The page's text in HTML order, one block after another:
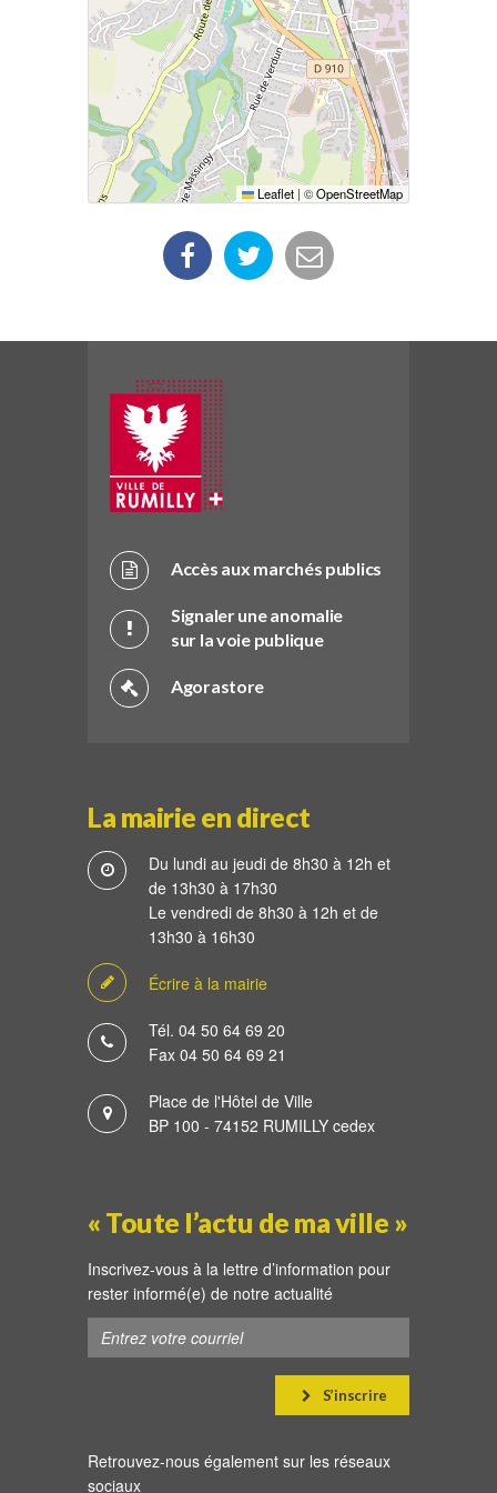
Leaflet | ©OpenStreetMap
Accès aux marchés publics
Signaler une anomalie
sur la voie publique
Agorastore
La mairie en direct
Du lundi au jeudi de 8h30 à 12h et
de 13h30 à 17h30
Le vendredi de 8h30 à 12h et de
13h30 à 16h30
Écrire à la mairie
Tél. 04 50 64 69 20
Fax 04 50 64 69 21
Place de l'Hôtel de Ville
BP 100 - 74152 RUMILLY cedex
« Toute l’actu de ma ville »
Inscrivez-vous à la lettre d’information pour
rester informé(e) de notre actualité
S’inscrire
Retrouvez-nous également sur les réseaux
sociaux